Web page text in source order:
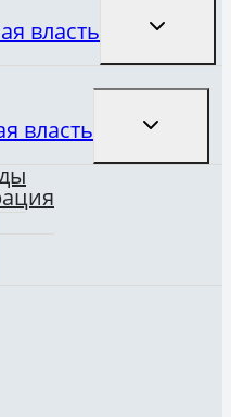
власть
власть